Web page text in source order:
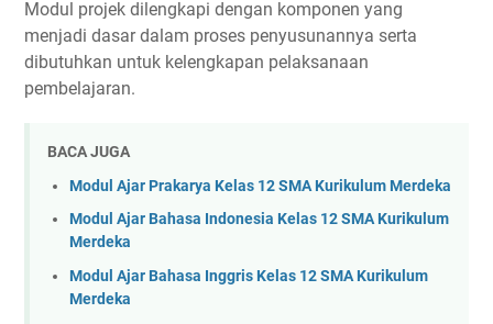
Modul projek dilengkapi dengan komponen yang
menjadi dasar dalam proses penyusunannya serta
dibutuhkan untuk kelengkapan pelaksanaan
pembelajaran.
BACA JUGA
Modul Ajar Prakarya Kelas 12 SMA Kurikulum Merdeka
Modul Ajar Bahasa Indonesia Kelas 12 SMA Kurikulum
Merdeka
Modul Ajar Bahasa Inggris Kelas 12 SMA Kurikulum
Merdeka